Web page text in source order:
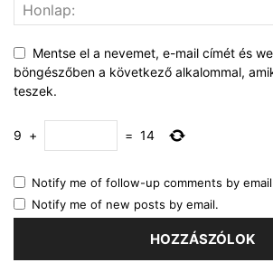
Mentse el a nevemet, e-mail címét és
böngészőben a következő alkalommal,
teszek.
9 + = 14
Notify me of follow-up comments by
Notify me of new posts by email.